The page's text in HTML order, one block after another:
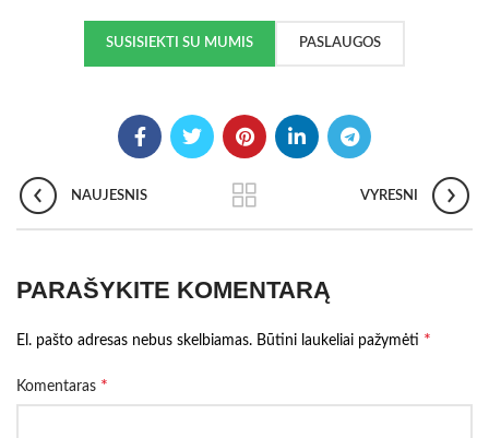
SUSISIEKTI SU MUMIS PASLAUGOS
NAUJESNIS VYRESNI
PARAŠYKITE KOMENTARĄ
El. pašto adresas nebus skelbiamas. Būtini laukeliai pažymėti *
Komentaras *